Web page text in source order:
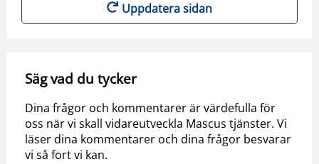
Uppdatera sidan
Säg vad du tycker
Dina frågor och kommentarer är värdefulla för
oss när vi skall vidareutveckla Mascus tjänster. Vi
läser dina kommentarer och dina frågor besvarar
vi så fort vi kan.